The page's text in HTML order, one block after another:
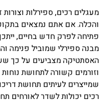
מעגלים רכים, ספירלות
והכלה. אם אתם נמצאים
פתיחה לפרק חדש בחיים,
מבנה ספירלי שמוביל פנימה
האסתטיקה מצביעים על כך
וזורמים קשורה לתחושת נוחות
שמייצרים לעיתים תחושת
רכים יכולות לשדר לאורחים